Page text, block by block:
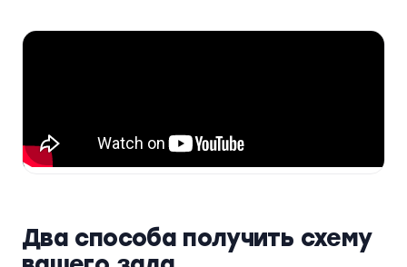
Два способа получить схему